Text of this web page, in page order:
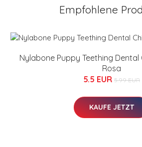
Empfohlene
Nylabone Puppy Teething Dental
Rosa
5.5 EUR 5.99 EUR
KAUFE JETZT